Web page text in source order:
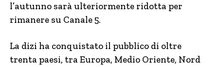
l’autunno sarà ulteriormente ridotta per
rimanere su Canale 5.
La dizi ha conquistato il pubblico di oltre
trenta paesi, tra Europa, Medio Oriente, Nord